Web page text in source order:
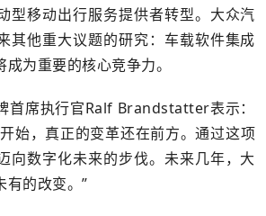
型移动出行服务提供者转型。大众汽
其他重大议题的研究：车载软件集成
为重要的核心竞争力。
首席执行官Ralf Brandstatter表示：
始，真正的变革还在前方。通过这项
向数字化未来的步伐。未来几年，大
有的改变。”